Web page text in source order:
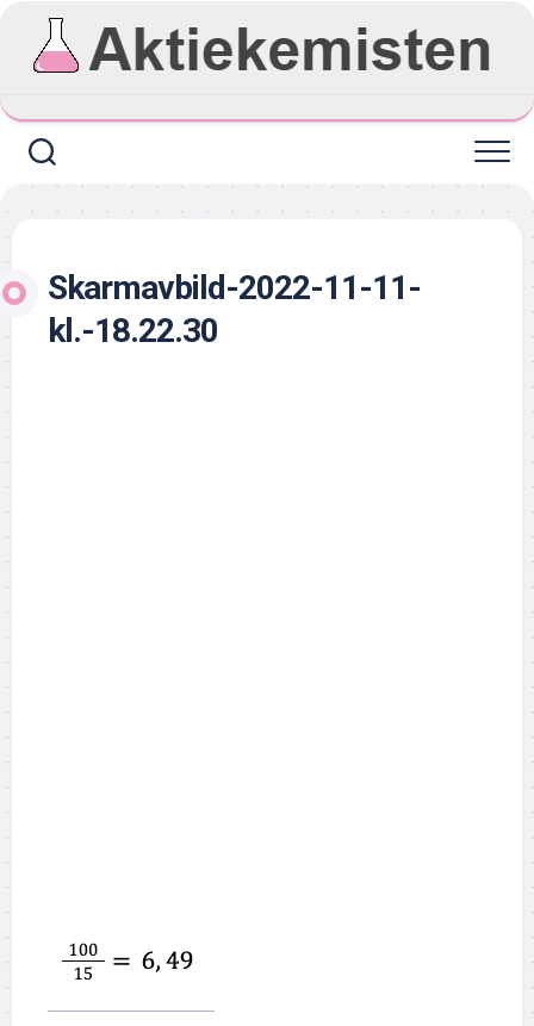
content
Skarmavbild-2022-11-11-
kl.-18.22.30